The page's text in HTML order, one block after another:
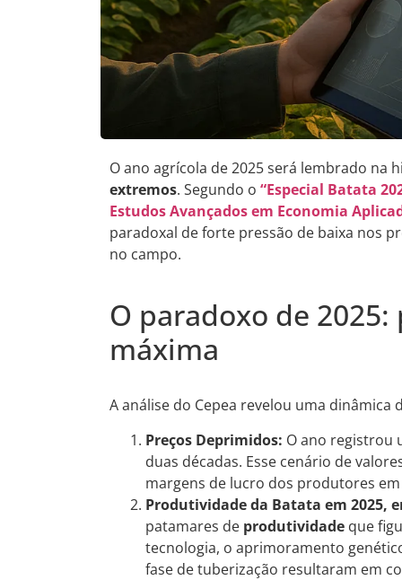
O ano agrícola de 2025 será lembrado
extremos. Segundo o “Especial Batata
Estudos Avançados em Economia
paradoxal de forte pressão de baixa nos
no campo.
O paradoxo de
máxima
A análise do Cepea revelou uma dinâmica
Preços Deprimidos: O ano registrou
duas décadas. Esse cenário de
margens de lucro dos produtores
Produtividade da Batata em 2025,
patamares de produtividade que
tecnologia, o aprimoramento
fase de tuberização resultaram em